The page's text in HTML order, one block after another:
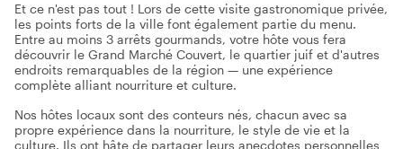
Et ce n'est pas tout ! Lors de cette visite gastronomique privée,
les points forts de la ville font également partie du menu.
Entre au moins 3 arrêts gourmands, votre hôte vous fera
découvrir le Grand Marché Couvert, le quartier juif et d'autres
endroits remarquables de la région — une expérience
complète alliant nourriture et culture.
Nos hôtes locaux sont des conteurs nés, chacun avec sa
propre expérience dans la nourriture, le style de vie et la
culture. Ils ont hâte de partager leurs anecdotes personnelles